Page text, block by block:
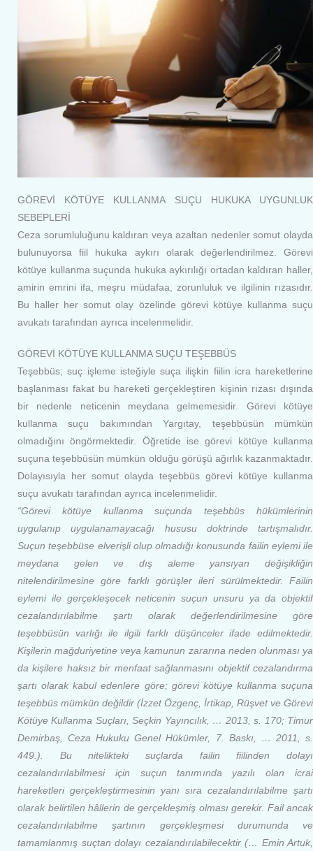
GÖREVİ KÖTÜYE KULLANMA SUÇU HUKUKA UYGUNLUK
SEBEPLERİ
Ceza sorumluluğunu kaldıran veya azaltan nedenler somut olayda
bulunuyorsa fiil hukuka aykırı olarak değerlendirilmez. Görevi
kötüye kullanma suçunda hukuka aykırılığı ortadan kaldıran haller,
amirin emrini ifa, meşru müdafaa, zorunluluk ve ilgilinin rızasıdır.
Bu haller her somut olay özelinde görevi kötüye kullanma suçu
avukatı tarafından ayrıca incelenmelidir.
GÖREVİ KÖTÜYE KULLANMA SUÇU TEŞEBBÜS
Teşebbüs; suç işleme isteğiyle suça ilişkin fiilin icra hareketlerine
başlanması fakat bu hareketi gerçekleştiren kişinin rızası dışında
bir nedenle neticenin meydana gelmemesidir. Görevi kötüye
kullanma suçu bakımından Yargıtay, teşebbüsün mümkün
olmadığını öngörmektedir. Öğretide ise görevi kötüye kullanma
suçuna teşebbüsün mümkün olduğu görüşü ağırlık kazanmaktadır.
Dolayısıyla her somut olayda teşebbüs görevi kötüye kullanma
suçu avukatı tarafından ayrıca incelenmelidir.
“Görevi kötüye kullanma suçunda teşebbüs hükümlerinin
uygulanıp uygulanamayacağı hususu doktrinde tartışmalıdır.
Suçun teşebbüse elverişli olup olmadığı konusunda failin eylemi ile
meydana gelen ve dış aleme yansıyan değişikliğin
nitelendirilmesine göre farklı görüşler ileri sürülmektedir. Failin
eylemi ile gerçekleşecek neticenin suçun unsuru ya da objektif
cezalandırılabilme şartı olarak değerlendirilmesine göre
teşebbüsün varlığı ile ilgili farklı düşünceler ifade edilmektedir.
Kişilerin mağduriyetine veya kamunun zararına neden olunması ya
da kişilere haksız bir menfaat sağlanmasını objektif cezalandırma
şartı olarak kabul edenlere göre; görevi kötüye kullanma suçuna
teşebbüs mümkün değildir (İzzet Özgenç, İrtikap, Rüşvet ve Görevi
Kötüye Kullanma Suçları, Seçkin Yayıncılık, … 2013, s. 170; Timur
Demirbaş, Ceza Hukuku Genel Hükümler, 7. Baskı, … 2011, s.
449.). Bu nitelikteki suçlarda failin fiilinden dolayı
cezalandırılabilmesi için suçun tanımında yazılı olan icrai
hareketleri gerçekleştirmesinin yanı sıra cezalandırılabilme şartı
olarak belirtilen hâllerin de gerçekleşmiş olması gerekir. Fail ancak
cezalandırılabilme şartının gerçekleşmesi durumunda ve
tamamlanmış suçtan dolayı cezalandırılabilecektir (… Emin Artuk,